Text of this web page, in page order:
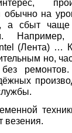
обычно на
а сбыт
Например,
(Лента) …
но,
без
везения.